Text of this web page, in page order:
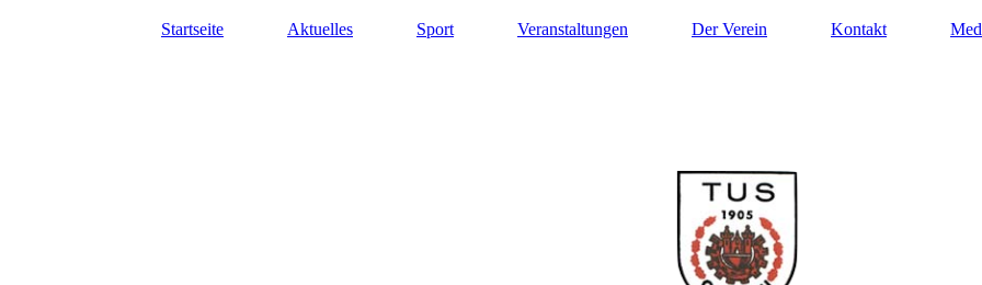
Startseite Aktuelles Sport Veranstaltungen Der Verein Kontakt